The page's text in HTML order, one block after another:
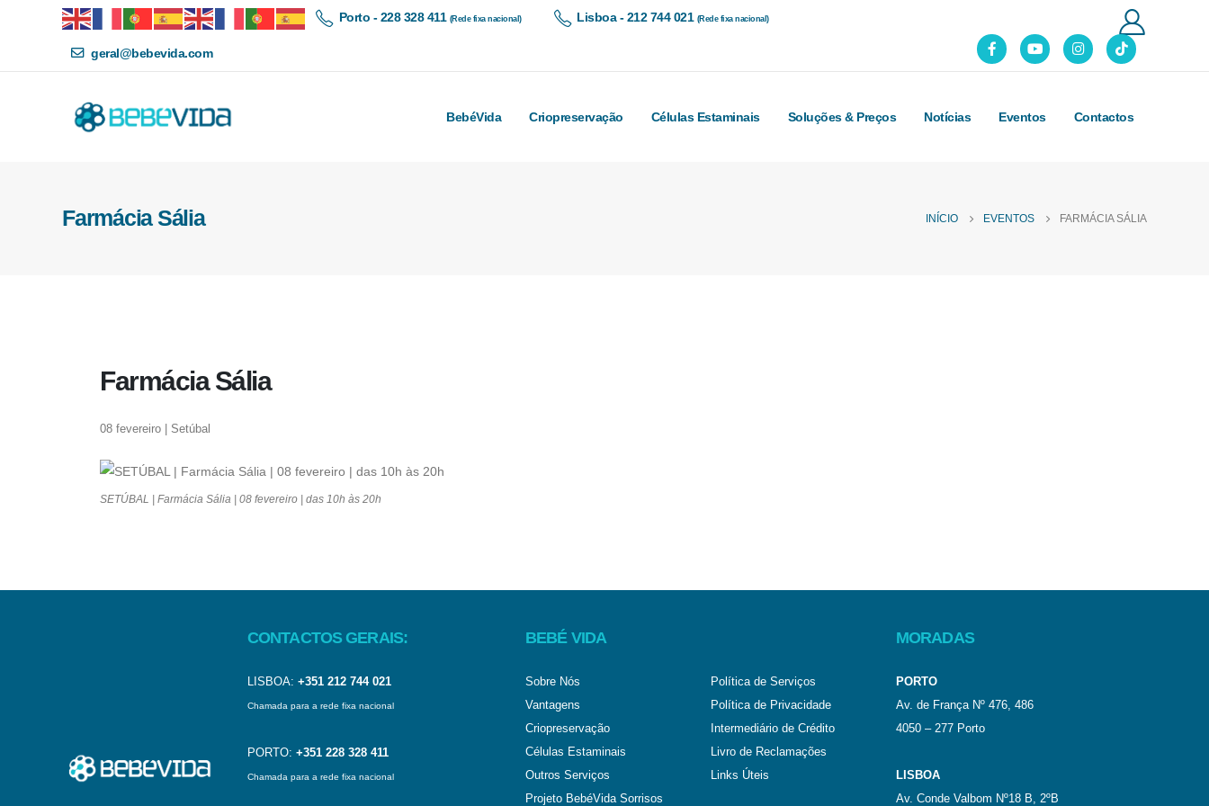
Porto - 228 328 411 (Rede fixa nacional) Lisboa - 212 744 021 (Rede fixa nacional)
geral@bebevida.com
BebéVida Criopreservação Células Estaminais Soluções & Preços Notícias Eventos Contactos
Farmácia Sália INÍCIO EVENTOS FARMÁCIA SÁLIA
Farmácia Sália
08 fevereiro | Setúbal
SETÚBAL | Farmácia Sália | 08 fevereiro | das 10h às 20h
CONTACTOS GERAIS:
LISBOA: +351 212 744 021
Chamada para a rede fixa nacional
PORTO: +351 228 328 411
Chamada para a rede fixa nacional
BEBÉ VIDA
Sobre Nós
Vantagens
Criopreservação
Células Estaminais
Outros Serviços
Projeto BebéVida Sorrisos
Política de Serviços
Política de Privacidade
Intermediário de Crédito
Livro de Reclamações
Links Úteis
MORADAS
PORTO
Av. de França Nº 476, 486
4050 – 277 Porto
LISBOA
Av. Conde Valbom Nº18 B, 2ºB